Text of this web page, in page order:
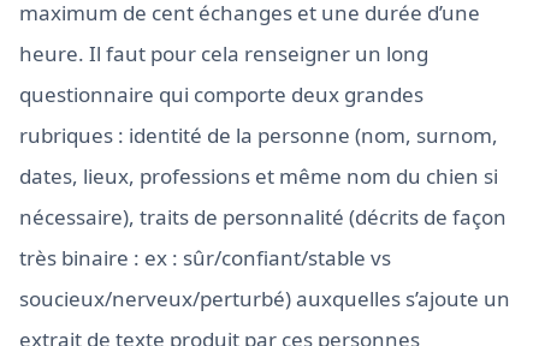
maximum de cent échanges et une durée d’une
heure. Il faut pour cela renseigner un long
questionnaire qui comporte deux grandes
rubriques : identité de la personne (nom, surnom,
dates, lieux, professions et même nom du chien si
nécessaire), traits de personnalité (décrits de façon
très binaire : ex : sûr/confiant/stable vs
soucieux/nerveux/perturbé) auxquelles s’ajoute un
extrait de texte produit par ces personnes